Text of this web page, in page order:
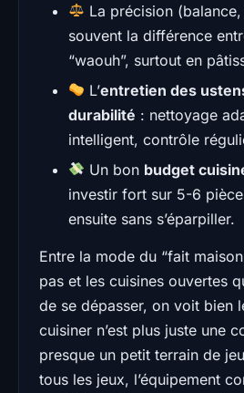
La précision
souvent la différence
“waouh”, surtout en
L’entretien des
durabilité : nettoyage
intelligent, contrôle
Un bon budget
investir fort sur 5-6
ensuite sans s’éparpiller.
Entre la mode du “fait
pas et les cuisines ouvertes
de se dépasser, on voit bien
cuisiner n’est plus juste une
presque un petit terrain de
tous les jeux, l’équipement